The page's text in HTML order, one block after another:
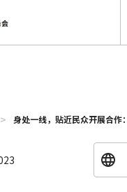
身处一线，贴近民众开展合作